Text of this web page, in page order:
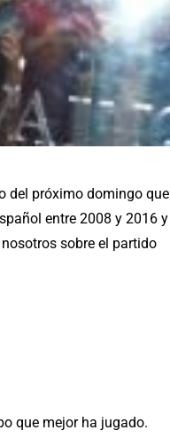
del próximo domingo que
entre 2008 y 2016 y
sobre el partido
que mejor ha jugado.